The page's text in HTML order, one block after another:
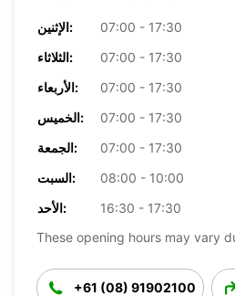
الإثنين:
07:00 - 17:30
الثلاثاء:
07:00 - 17:30
الأربعاء:
07:00 - 17:30
الخميس:
07:00 - 17:30
الجمعة:
07:00 - 17:30
السبت:
08:00 - 10:00
الأحد:
16:30 - 17:30
These opening hours may vary
+61 (08) 91902100